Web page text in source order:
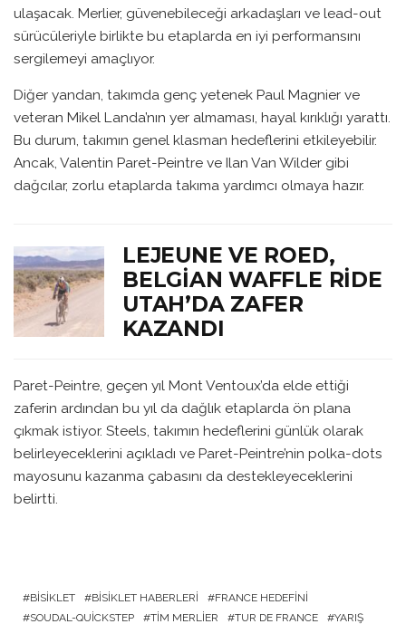
ulaşacak. Merlier, güvenebileceği arkadaşları ve lead-out
sürücüleriyle birlikte bu etaplarda en iyi performansını
sergilemeyi amaçlıyor.
Diğer yandan, takımda genç yetenek Paul Magnier ve
veteran Mikel Landa’nın yer almaması, hayal kırıklığı yarattı.
Bu durum, takımın genel klasman hedeflerini etkileyebilir.
Ancak, Valentin Paret-Peintre ve Ilan Van Wilder gibi
dağcılar, zorlu etaplarda takıma yardımcı olmaya hazır.
LEJEUNE VE ROED,
BELGIAN WAFFLE RIDE
UTAH’DA ZAFER
KAZANDI
Paret-Peintre, geçen yıl Mont Ventoux’da elde ettiği
zaferin ardından bu yıl da dağlık etaplarda ön plana
çıkmak istiyor. Steels, takımın hedeflerini günlük olarak
belirleyeceklerini açıkladı ve Paret-Peintre’nin polka-dots
mayosunu kazanma çabasını da destekleyeceklerini
belirtti.
BISIKLET BISIKLET HABERLERI
FRANCE HEDEFINI
SOUDAL-QUICKSTEP
TIM MERLIER TUR DE FRANCE YARIŞ